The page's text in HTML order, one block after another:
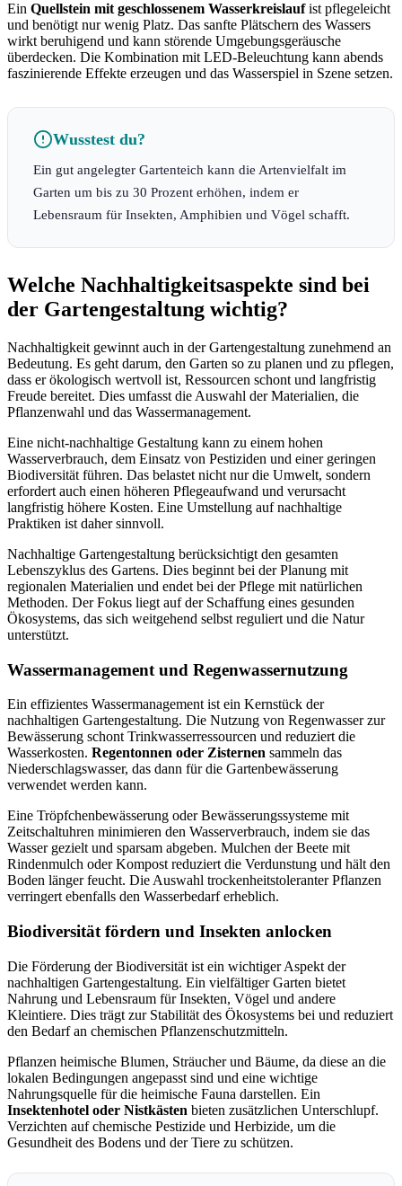
Ein Quellstein mit geschlossenem Wasserkreislaufist pflegeleicht
und benötigt nur wenig Platz. Das sanfte Plätschern des Wassers
wirkt beruhigend und kann störende Umgebungsgeräusche
überdecken. Die Kombination mit LED-Beleuchtung kann abends
faszinierende Effekte erzeugen und das Wasserspiel in Szene setzen.
Wusstest du?
Ein gut angelegter Gartenteich kann die Artenvielfalt im
Garten um bis zu 30 Prozent erhöhen, indem er
Lebensraum für Insekten, Amphibien und Vögel schafft.
Welche Nachhaltigkeitsaspekte sind bei
der Gartengestaltung wichtig?
Nachhaltigkeit gewinnt auch in der Gartengestaltung zunehmend an
Bedeutung. Es geht darum, den Garten so zu planen und zu pflegen,
dass er ökologisch wertvoll ist, Ressourcen schont und langfristig
Freude bereitet. Dies umfasst die Auswahl der Materialien, die
Pflanzenwahl und das Wassermanagement.
Eine nicht-nachhaltige Gestaltung kann zu einem hohen
Wasserverbrauch, dem Einsatz von Pestiziden und einer geringen
Biodiversität führen. Das belastet nicht nur die Umwelt, sondern
erfordert auch einen höheren Pflegeaufwand und verursacht
langfristig höhere Kosten. Eine Umstellung auf nachhaltige
Praktiken ist daher sinnvoll.
Nachhaltige Gartengestaltung berücksichtigt den gesamten
Lebenszyklus des Gartens. Dies beginnt bei der Planung mit
regionalen Materialien und endet bei der Pflege mit natürlichen
Methoden. Der Fokus liegt auf der Schaffung eines gesunden
Ökosystems, das sich weitgehend selbst reguliert und die Natur
unterstützt.
Wassermanagement und Regenwassernutzung
Ein effizientes Wassermanagement ist ein Kernstück der
nachhaltigen Gartengestaltung. Die Nutzung von Regenwasser zur
Bewässerung schont Trinkwasserressourcen und reduziert die
Wasserkosten. Regentonnen oder Zisternen sammeln das
Niederschlagswasser, das dann für die Gartenbewässerung
verwendet werden kann.
Eine Tröpfchenbewässerung oder Bewässerungssysteme mit
Zeitschaltuhren minimieren den Wasserverbrauch, indem sie das
Wasser gezielt und sparsam abgeben. Mulchen der Beete mit
Rindenmulch oder Kompost reduziert die Verdunstung und hält den
Boden länger feucht. Die Auswahl trockenheitstoleranter Pflanzen
verringert ebenfalls den Wasserbedarf erheblich.
Biodiversität fördern und Insekten anlocken
Die Förderung der Biodiversität ist ein wichtiger Aspekt der
nachhaltigen Gartengestaltung. Ein vielfältiger Garten bietet
Nahrung und Lebensraum für Insekten, Vögel und andere
Kleintiere. Dies trägt zur Stabilität des Ökosystems bei und reduziert
den Bedarf an chemischen Pflanzenschutzmitteln.
Pflanzen heimische Blumen, Sträucher und Bäume, da diese an die
lokalen Bedingungen angepasst sind und eine wichtige
Nahrungsquelle für die heimische Fauna darstellen. Ein
Insektenhotel oder Nistkästen bieten zusätzlichen Unterschlupf.
Verzichten auf chemische Pestizide und Herbizide, um die
Gesundheit des Bodens und der Tiere zu schützen.